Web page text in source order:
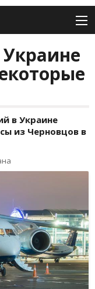
в Украине
из Черновцов в